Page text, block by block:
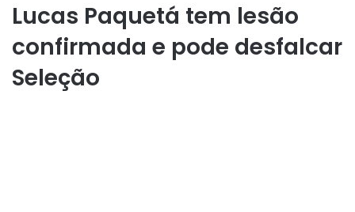
Lucas Paquetá tem lesão
confirmada e pode desfalcar
Seleção